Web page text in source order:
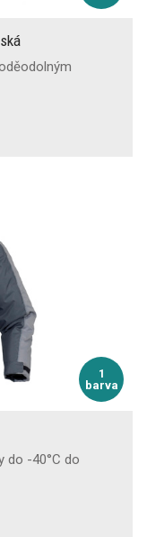
1
barva
do -40°C do